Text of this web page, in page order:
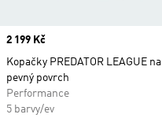
Price
2 199 Kč
Kopačky PREDATOR LEAGUE na
pevný povrch
Performance
5 barvy/ev